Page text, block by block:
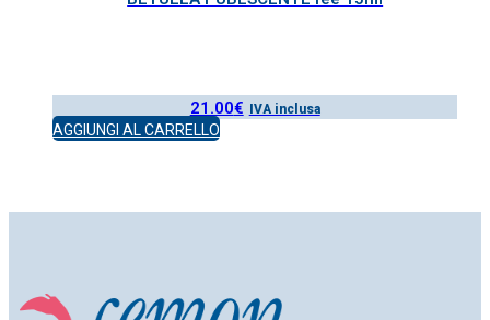
21.00€ IVA inclusa
AGGIUNGI AL CARRELLO